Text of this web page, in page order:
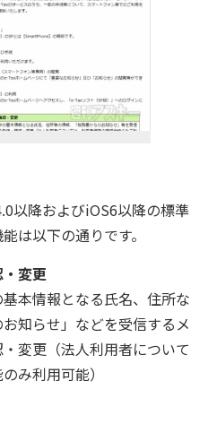
以降およびiOS6以降の標準
は以下の通りです。
変更
本情報となる氏名、住所な
知らせ」などを受信するメ
変更（法人利用者について
み利用可能）